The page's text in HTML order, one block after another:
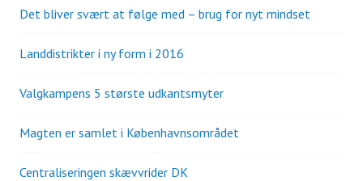
Det bliver svært at følge med – brug for nyt mindset
Landdistrikter i ny form i 2016
Valgkampens 5 største udkantsmyter
Magten er samlet i Københavnsområdet
Centraliseringen skævvrider DK